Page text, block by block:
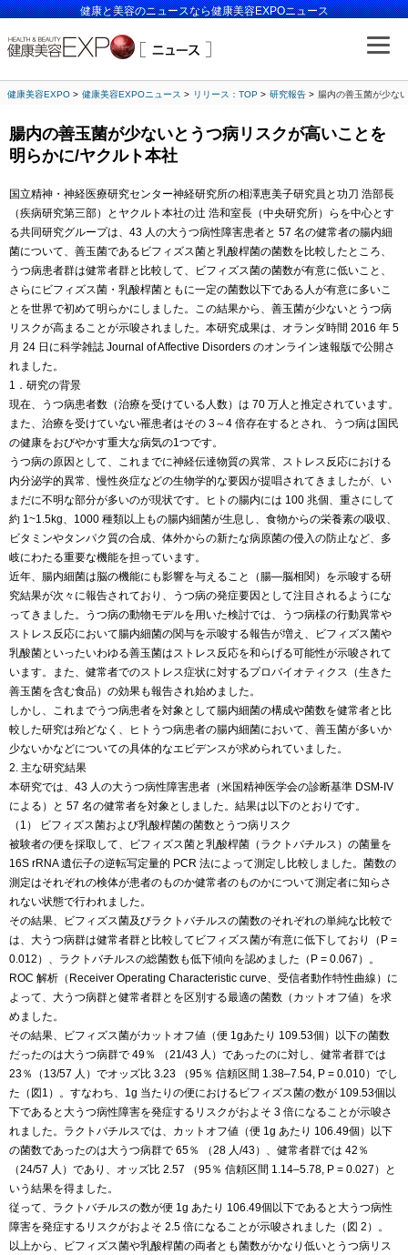
健康と美容のニュースなら健康美容EXPOニュース
健康美容EXPO 健康美容EXPOニュース リリース：TOP 研究報告 腸内の善玉菌が少な
腸内の善玉菌が少ないとうつ病リスクが高いことを
明らかに/ヤクルト本社
国立精神・神経医療研究センター神経研究所の相澤恵美子研究員と功刀 浩部長
（疾病研究第三部）とヤクルト本社の辻 浩和室長（中央研究所）らを中心とす
る共同研究グループは、43 人の大うつ病性障害患者と 57 名の健常者の腸内細
菌について、善玉菌であるビフィズス菌と乳酸桿菌の菌数を比較したところ、
うつ病患者群は健常者群と比較して、ビフィズス菌の菌数が有意に低いこと、
さらにビフィズス菌・乳酸桿菌ともに一定の菌数以下である人が有意に多いこ
とを世界で初めて明らかにしました。この結果から、善玉菌が少ないとうつ病
リスクが高まることが示唆されました。本研究成果は、オランダ時間 2016 年 5
月 24 日に科学雑誌 Journal of Affective Disorders のオンライン速報版で公開さ
れました。
1．研究の背景
現在、うつ病患者数（治療を受けている人数）は 70 万人と推定されています。
また、治療を受けていない罹患者はその 3～4 倍存在するとされ、うつ病は国民
の健康をおびやかす重大な病気の1つです。
うつ病の原因として、これまでに神経伝達物質の異常、ストレス反応における
内分泌学的異常、慢性炎症などの生物学的な要因が提唱されてきましたが、い
まだに不明な部分が多いのが現状です。ヒトの腸内には 100 兆個、重さにして
約 1~1.5kg、1000 種類以上もの腸内細菌が生息し、食物からの栄養素の吸収、
ビタミンやタンパク質の合成、体外からの新たな病原菌の侵入の防止など、多
岐にわたる重要な機能を担っています。
近年、腸内細菌は脳の機能にも影響を与えること（腸―脳相関）を示唆する研
究結果が次々に報告されており、うつ病の発症要因として注目されるようにな
ってきました。うつ病の動物モデルを用いた検討では、うつ病様の行動異常や
ストレス反応において腸内細菌の関与を示唆する報告が増え、ビフィズス菌や
乳酸菌といったいわゆる善玉菌はストレス反応を和らげる可能性が示唆されて
います。また、健常者でのストレス症状に対するプロバイオティクス（生きた
善玉菌を含む食品）の効果も報告され始めました。
しかし、これまでうつ病患者を対象として腸内細菌の構成や菌数を健常者と比
較した研究は殆どなく、ヒトうつ病患者の腸内細菌において、善玉菌が多いか
少ないかなどについての具体的なエビデンスが求められていました。
2. 主な研究結果
本研究では、43 人の大うつ病性障害患者（米国精神医学会の診断基準 DSM-IV
による）と 57 名の健常者を対象としました。結果は以下のとおりです。
（1） ビフィズス菌および乳酸桿菌の菌数とうつ病リスク
被験者の便を採取して、ビフィズス菌と乳酸桿菌（ラクトバチルス）の菌量を
16S rRNA 遺伝子の逆転写定量的 PCR 法によって測定し比較しました。菌数の
測定はそれぞれの検体が患者のものか健常者のものかについて測定者に知らさ
れない状態で行われました。
その結果、ビフィズス菌及びラクトバチルスの菌数のそれぞれの単純な比較で
は、大うつ病群は健常者群と比較してビフィズス菌が有意に低下しており（P =
0.012）、ラクトバチルスの総菌数も低下傾向を認めました（P = 0.067）。
ROC 解析（Receiver Operating Characteristic curve、受信者動作特性曲線）に
よって、大うつ病群と健常者群とを区別する最適の菌数（カットオフ値）を求
めました。
その結果、ビフィズス菌がカットオフ値（便 1gあたり 109.53個）以下の菌数
だったのは大うつ病群で 49％ （21/43 人）であったのに対し、健常者群では
23％（13/57 人）でオッズ比 3.23 （95％ 信頼区間 1.38–7.54, P = 0.010）でし
た（図1）。すなわち、1g 当たりの便におけるビフィズス菌の数が 109.53個以
下であると大うつ病性障害を発症するリスクがおよそ 3 倍になることが示唆さ
れました。ラクトバチルスでは、カットオフ値（便 1g あたり 106.49個）以下
の菌数であったのは大うつ病群で 65％ （28 人/43）、健常者群では 42％
（24/57 人）であり、オッズ比 2.57 （95％ 信頼区間 1.14–5.78, P = 0.027）と
いう結果を得ました。
従って、ラクトバチルスの数が便 1g あたり 106.49個以下であると大うつ病性
障害を発症するリスクがおよそ 2.5 倍になることが示唆されました（図 2）。
以上から、ビフィズス菌や乳酸桿菌の両者とも菌数がかなり低いとうつ病リス